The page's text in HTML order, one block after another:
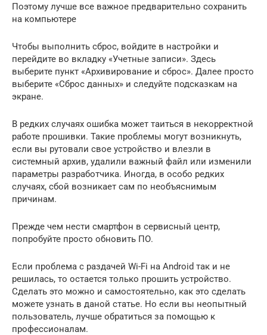
Поэтому лучше все важное предварительно сохранить
на компьютере
Чтобы выполнить сброс, войдите в настройки и
перейдите во вкладку «Учетные записи». Здесь
выберите пункт «Архивирование и сброс». Далее просто
выберите «Сброс данных» и следуйте подсказкам на
экране.
В редких случаях ошибка может таиться в некорректной
работе прошивки. Такие проблемы могут возникнуть,
если вы рутовали свое устройство и влезли в
системный архив, удалили важный файл или изменили
параметры разработчика. Иногда, в особо редких
случаях, сбой возникает сам по необъяснимым
причинам.
Прежде чем нести смартфон в сервисный центр,
попробуйте просто обновить ПО.
Если проблема с раздачей Wi-Fi на Android так и не
решилась, то остается только прошить устройство.
Сделать это можно и самостоятельно, как это сделать
можете узнать в даной статье. Но если вы неопытный
пользователь, лучше обратиться за помощью к
профессионалам.